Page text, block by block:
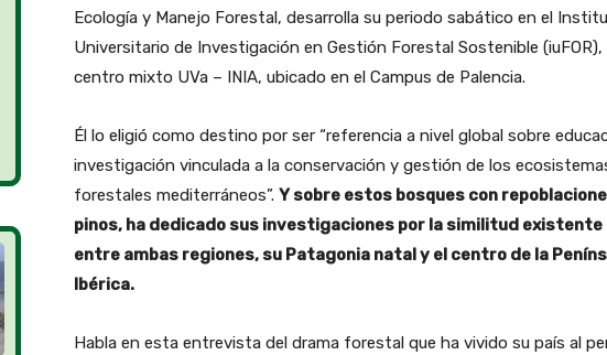
Ecología y Manejo Forestal, desarrolla su periodo sabático en el
Universitario de Investigación en Gestión Forestal Sostenible (iuFOR),
centro mixto UVa – INIA, ubicado en el Campus de Palencia.
Él lo eligió como destino por ser “referencia a nivel global sobre
investigación vinculada a la conservación y gestión de los
forestales mediterráneos”. Y sobre estos bosques con
pinos, ha dedicado sus investigaciones por la similitud existente
entre ambas regiones, su Patagonia natal y el centro de la
Ibérica.
Habla en esta entrevista del drama forestal que ha vivido su país al